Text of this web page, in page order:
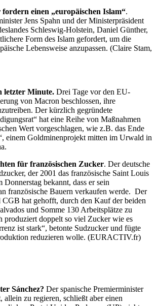
einen „europäischen Islam“.
Jens Spahn und der Ministerpräsident
Schleswig-Holstein, Daniel Günther,
Form des Islam gefordert, um die
Lebensweise anzupassen. (Claire Stam,
letzter Minute. Drei Tage vor den EU-
von Macron beschlossen, ihre
Der kürzlich gegründete
hat eine Reihe von Maßnahmen
Wert vorgeschlagen, wie z.B. das Ende
einem Goldminenprojekt mitten im Urwald in
für französischen Zucker. Der deutsche
der 2001 das französische Saint Louis
Donnerstag bekannt, dass er sein
französische Bauern verkaufen werde. Der
CGB hat gehofft, durch den Kauf der beiden
und Somme 130 Arbeitsplätze zu
produziert doppelt so viel Zucker wie es
ist stark“, betonte Sudzucker und fügte
reduzieren wolle. (EURACTIV.fr)
Sánchez? Der spanische Premierminister
allein zu regieren, schließt aber einen